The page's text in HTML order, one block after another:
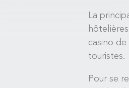
La
casino
touristes.
Pour se